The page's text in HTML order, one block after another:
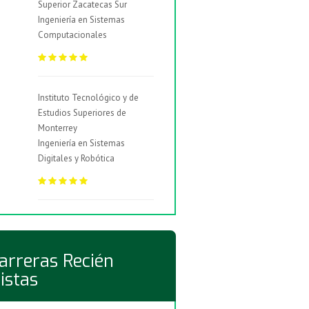
Superior Zacatecas Sur
Ingeniería en Sistemas
Computacionales
Instituto Tecnológico y de
Estudios Superiores de
Monterrey
Ingeniería en Sistemas
Digitales y Robótica
Recién